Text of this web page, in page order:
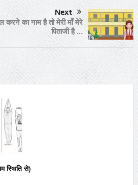
Next
करने का नाम है तो मेरी माँ मेरे
पिताजी है …
स्थिति से)